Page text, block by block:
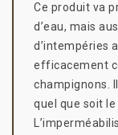
Ce produit va
d’eau, mais
d’intempéries
efficacement
champignons.
quel que soit